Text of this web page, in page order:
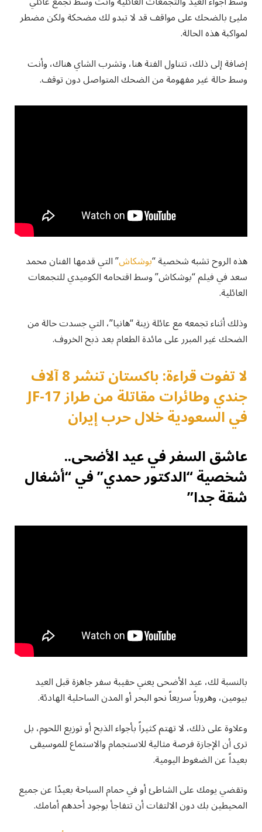
مليئ بالضحك على مواقف قد لا تبدو لك مضحكة ولكن مضطر
لمواكبة هذه الحالة.
إضافة إلى ذلك، تتناول الفتة هنا، وتشرب الشاي هناك، وأنت
وسط حالة غير مفهومة من الضحك المتواصل دون توقف.
هذه الروح تشبه شخصية “بوشكاش” التي قدمها الفنان محمد
سعد في فيلم “بوشكاش” وسط اقتحامه الكوميدي للتجمعات
العائلية.
وذلك أثناء تجمعه مع عائلة زينة “هانيا”، التي جسدت حالة من
الضحك غير المبرر على مائدة الطعام بعد ذبح الخروف.
لا تفوت قراءة: باكستان تنشر 8 آلاف
جندي وطائرات مقاتلة من طراز JF-17
في السعودية خلال حرب إيران
عاشق السفر في عيد الأضحى..
شخصية “الدكتور حمدي” في “أشغال
شقة جدا”
بالنسبة لك، عيد الأضحى يعني حقيبة سفر جاهزة قبل العيد
بيومين، وهروباً سريعاً نحو البحر أو المدن الساحلية الهادئة.
وعلاوة على ذلك، لا تهتم كثيراً بأجواء الذبح أو توزيع اللحوم، بل
ترى أن الإجازة فرصة مثالية للاستجمام والاستماع للموسيقى
بعيداً عن الضغوط اليومية.
وتقضي يومك على الشاطئ أو في حمام السباحة بعيدًا عن جميع
المحيطين بك دون الالتفات أن تتفاجأ بوجود أحدهم أمامك.